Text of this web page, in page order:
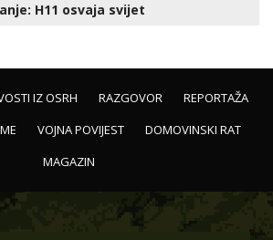
H11 osvaja svijet
IZ OSRH RAZGOVOR
REPORTAŽA
VOJNA POVIJEST
DOMOVINSKI RAT
MAGAZIN